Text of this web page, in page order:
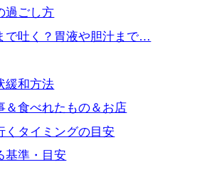
過ごし方
で吐く？胃液や胆汁まで…
緩和方法
＆食べれたもの＆お店
くタイミングの目安
基準・目安